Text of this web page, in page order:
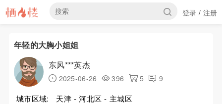
登录 / 注册
年轻的大胸小姐姐
东风***英杰
2025-06-26 396 5 9
城市区域:
天津 - 河北区 - 主城区